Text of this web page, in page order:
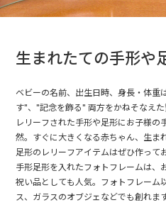
生まれたての手形や
ベビーの名前、出生日時、身長・体重
す"、"記念を飾る" 両方をかねそなえた
レリーフされた手形や足形にお子様の
然。すぐに大きくなる赤ちゃん、生ま
足形のレリーフアイテムはぜひ作って
手形足形を入れたフォトフレームは、
祝い品としても人気。フォトフレーム
ス、ガラスのオブジェなどでも創れます